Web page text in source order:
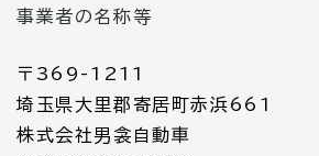
事業者の名称等
〒369-1211
埼玉県大里郡寄居町赤浜661
株式会社男衾自動車